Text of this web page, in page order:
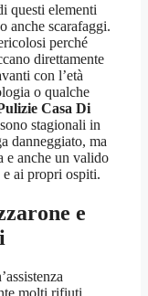
questi elementi
anche scarafaggi.
perché
direttamente
con l’età
o qualche
Casa Di
stagionali in
danneggiato, ma
e anche un valido
e ai propri ospiti.
e